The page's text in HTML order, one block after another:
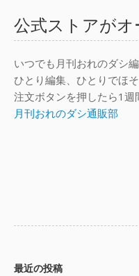
公式ストアが
いつでも月刊おれのダシ
ひとり編集、ひとりでほ
注文ボタンを押したら1週
月刊おれのダシ通販部
最近の投稿